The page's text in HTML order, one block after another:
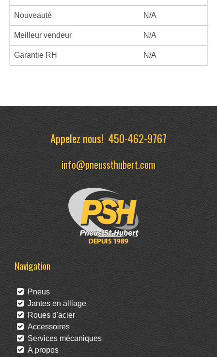
Nouveauté N/A
Meilleur vendeur N/A
Garantie RH N/A
Appelez nous!450-462-9767
info@pneussthubert.com
Navigation
Pneus
Jantes en alliage
Roues d'acier
Accessoires
Services mécaniques
À propos